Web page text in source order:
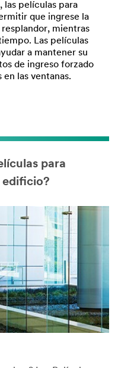
las películas para
que ingrese la
mientras
Las películas
a mantener su
de ingreso forzado
las ventanas.
para